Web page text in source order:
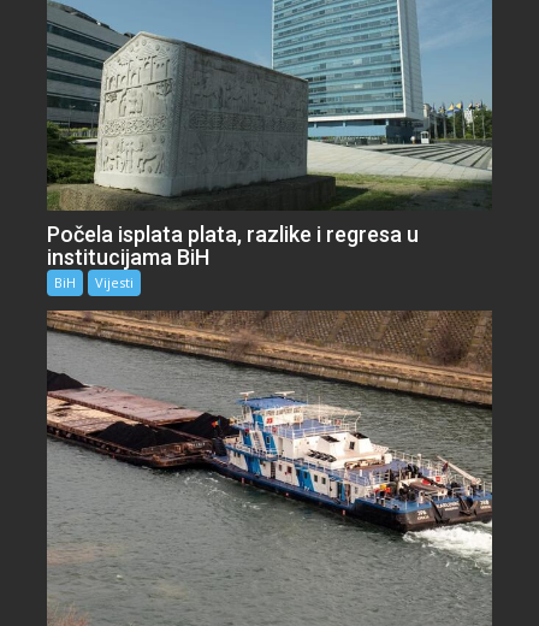
Počela isplata plata, razlike i regresa u
institucijama BiH
BiH Vijesti